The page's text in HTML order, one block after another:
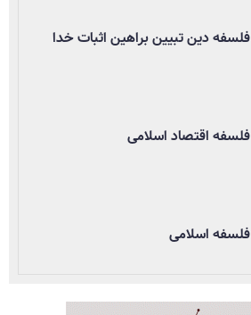
فلسفه دین تبیین براهین اثبات خدا
فلسفه اقتصاد اسلامی
فلسفه اسلامی